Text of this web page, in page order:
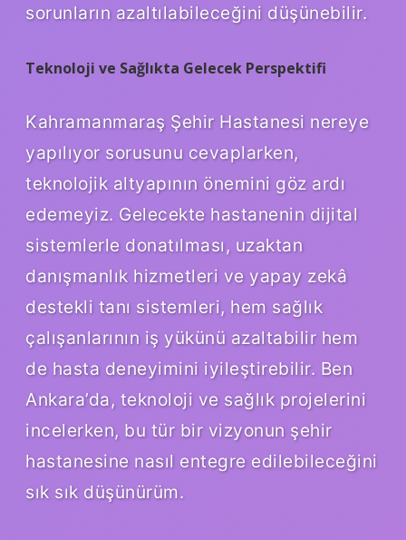
sorunların azaltılabileceğini düşünebilir.
Teknoloji ve Sağlıkta Gelecek Perspektifi
Kahramanmaraş Şehir Hastanesi nereye
yapılıyor sorusunu cevaplarken,
teknolojik altyapının önemini göz ardı
edemeyiz. Gelecekte hastanenin dijital
sistemlerle donatılması, uzaktan
danışmanlık hizmetleri ve yapay zekâ
destekli tanı sistemleri, hem sağlık
çalışanlarının iş yükünü azaltabilir hem
de hasta deneyimini iyileştirebilir. Ben
Ankara’da, teknoloji ve sağlık projelerini
incelerken, bu tür bir vizyonun şehir
hastanesine nasıl entegre edilebileceğini
sık sık düşünürüm.